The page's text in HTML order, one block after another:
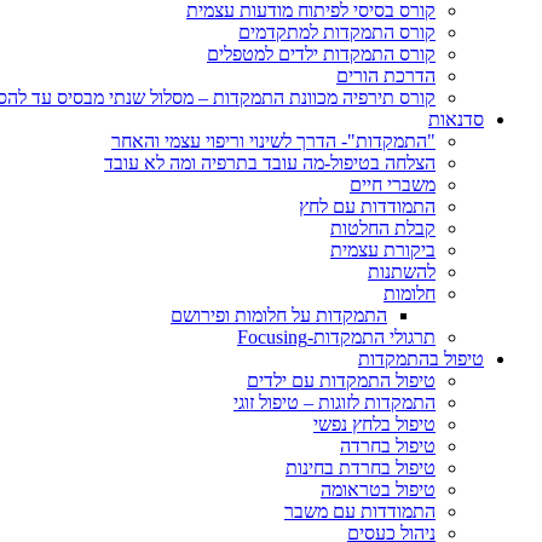
קורס בסיסי לפיתוח מודעות עצמית
קורס התמקדות למתקדמים
קורס התמקדות ילדים למטפלים
הדרכת הורים
קורס תירפיה מכוונת התמקדות – מסלול שנתי מבסיס עד
סדנאות
"התמקדות"- הדרך לשינוי וריפוי עצמי והאחר
הצלחה בטיפול-מה עובד בתרפיה ומה לא עובד
משברי חיים
התמודדות עם לחץ
קבלת החלטות
ביקורת עצמית
להשתנות
חלומות
התמקדות על חלומות ופירושם
תרגולי התמקדות-Focusing
טיפול בהתמקדות
טיפול התמקדות עם ילדים
התמקדות לזוגות – טיפול זוגי
טיפול בלחץ נפשי
טיפול בחרדה
טיפול בחרדת בחינות
טיפול בטראומה
התמודדות עם משבר
ניהול כעסים